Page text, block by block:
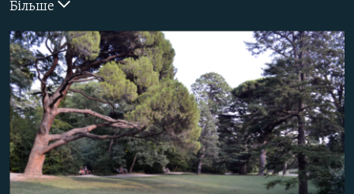
СВІДЧЕННЯ ОКУПАЦІЇ
УКРАЇНСЬКА ПРОБЛЕМА КРИМУ
ІНФОГРАФІКА
Русский
Qırımtatar
ДОЛУЧАЙСЯ!
Усі сайти RFE/RL
Більше